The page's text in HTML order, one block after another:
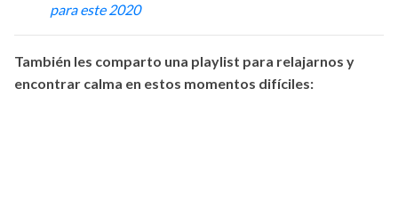
para este 2020
También les comparto una playlist para relajarnos y
encontrar calma en estos momentos difíciles: